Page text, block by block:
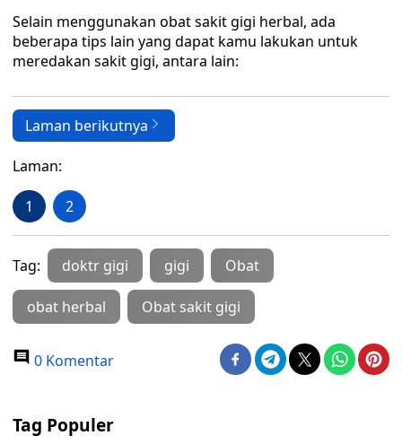
Selain menggunakan obat sakit gigi herbal, ada
beberapa tips lain yang dapat kamu lakukan untuk
meredakan sakit gigi, antara lain:
Laman berikutnya
Laman:
1 2
Tag: doktr gigi gigi Obat
obat herbal Obat sakit gigi
0 Komentar
Tag Populer